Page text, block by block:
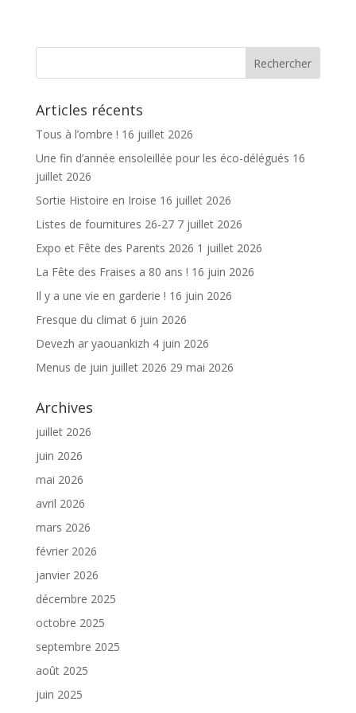
b
k
er l g
Articles récents
Tous à l’ombre ! 16 juillet 2026
Une fin d’année ensoleillée pour les éco-délégués 16
juillet 2026
Sortie Histoire en Iroise 16 juillet 2026
Listes de fournitures 26-27 7 juillet 2026
Expo et Fête des Parents 2026 1 juillet 2026
La Fête des Fraises a 80 ans ! 16 juin 2026
Il y a une vie en garderie ! 16 juin 2026
Fresque du climat 6 juin 2026
Devezh ar yaouankizh 4 juin 2026
Menus de juin juillet 2026 29 mai 2026
Archives
juillet 2026
juin 2026
mai 2026
avril 2026
mars 2026
février 2026
janvier 2026
décembre 2025
octobre 2025
septembre 2025
août 2025
juin 2025